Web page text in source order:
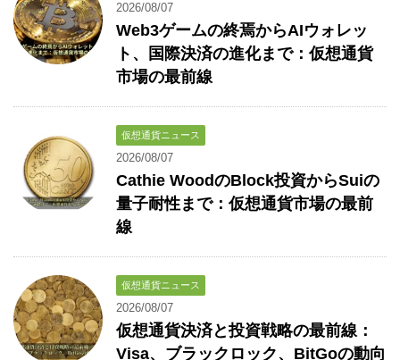
2026/08/07
Web3ゲームの終焉からAIウォレッ
ト、国際決済の進化まで：仮想通貨
市場の最前線
仮想通貨ニュース
2026/08/07
Cathie WoodのBlock投資からSuiの
量子耐性まで：仮想通貨市場の最前
線
仮想通貨ニュース
2026/08/07
仮想通貨決済と投資戦略の最前線：
Visa、ブラックロック、BitGoの動向